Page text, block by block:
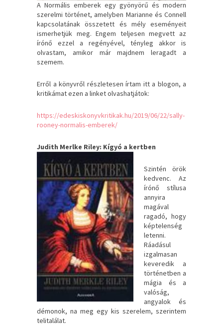
A Normális emberek egy gyönyörű és modern
szerelmi történet, amelyben Marianne és Connell
kapcsolatának összetett és mély eseményeit
ismerhetjük meg. Engem teljesen megvett az
írónő ezzel a regényével, tényleg akkor is
olvastam, amikor már majdnem leragadt a
szemem.
Erről a könyvről részletesen írtam itt a blogon, a
kritikámat ezen a linket olvashatjátok:
https://edeskiskonyvkritikak.hu/2019/06/22/sally-
rooney-normalis-emberek/
Judith Merlke Riley: Kígyó a kertben
Szintén örök
kedvenc. Az
írónő stílusa
annyira
magával
ragadó, hogy
képtelenség
letenni.
Ráadásul
izgalmasan
keveredik a
történetben a
mágia és a
valóság,
angyalok és
démonok, na meg egy kis szerelem, szerintem
telitalálat.